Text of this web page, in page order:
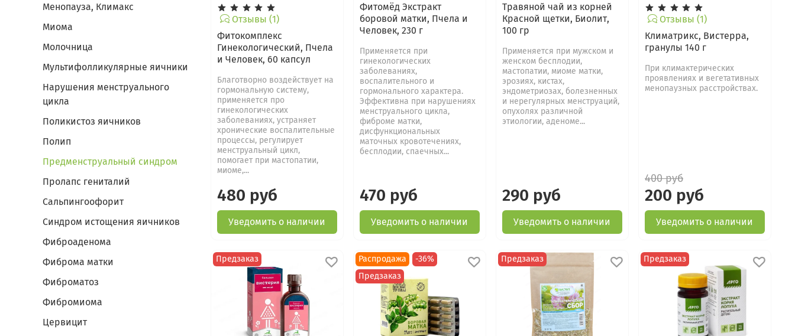
Отзывы (1)
Фитокомплекс
Гинекологический, Пчела
и Человек, 60 капсул
Благотворно воздействует на
гормональную систему,
применяется про
гинекологических
заболеваниях, устраняет
хронические воспалительные
процессы, регулирует
менструальный цикл,
помогает при мастопатии,
миоме,...
480 руб
Уведомить о наличии
Фитомёд Экстракт
боровой матки, Пчела и
Человек, 230 г
Применяется при
гинекологических
заболеваниях,
воспалительного и
гормонального характера.
Эффективна при нарушениях
менструального цикла,
фиброме матки,
дисфункциональных
маточных кровотечениях,
бесплодии, спаечных...
470 руб
Уведомить о наличии
Травяной чай из корней
Красной щетки, Биолит,
100 гр
Применяется при мужском и
женском бесплодии,
мастопатии, миоме матки,
эрозиях, кистах,
эндометриозах, болезненных
и нерегулярных менструаций,
опухолях различной
этиологии, аденоме...
290 руб
Уведомить о наличии
Отзывы (1)
Климатрикс, Вистерра,
гранулы 140 г
При климактерических
проявлениях и вегетативных
менопаузных расстройствах.
400 руб
200 руб
Уведомить о наличии
Предзаказ Распродажа
-36%
Предзаказ
Предзаказ Предзаказ
Менопауза, Климакс
Миома
Молочница
Мультифолликулярные яичники
Нарушения менструального
цикла
Поликистоз яичников
Полип
Предменструальный синдром
Пролапс гениталий
Сальпингоофорит
Синдром истощения яичников
Фиброаденома
Фиброма матки
Фиброматоз
Фибромиома
Цервицит